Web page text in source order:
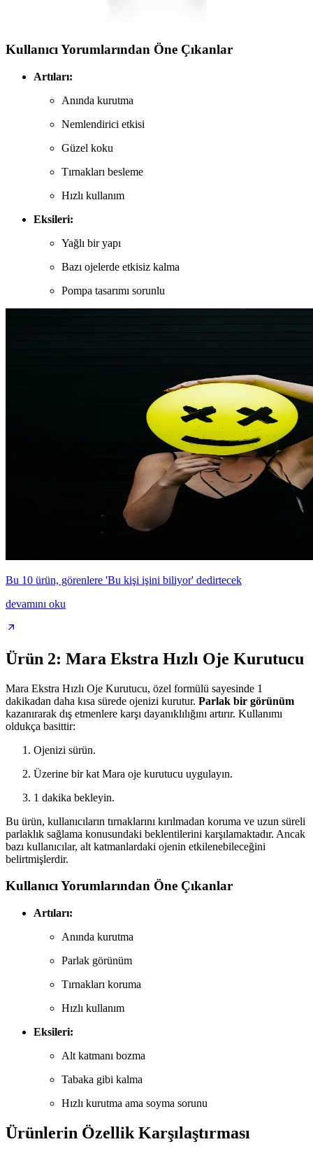
Kullanıcı Yorumlarından Öne Çıkanlar
Artıları:
Anında kurutma
Nemlendirici etkisi
Güzel koku
Tırnakları besleme
Hızlı kullanım
Eksileri:
Yağlı bir yapı
Bazı ojelerde etkisiz kalma
Pompa tasarımı sorunlu
Bu 10 ürün, görenlere 'Bu kişi işini biliyor' dedirtecek
devamını oku
Ürün 2: Mara Ekstra Hızlı Oje Kurutucu
Mara Ekstra Hızlı Oje Kurutucu, özel formülü sayesinde 1
dakikadan daha kısa sürede ojenizi kurutur. Parlak bir görünüm
kazanırarak dış etmenlere karşı dayanıklılığını artırır. Kullanımı
oldukça basittir:
Ojenizi sürün.
Üzerine bir kat Mara oje kurutucu uygulayın.
1 dakika bekleyin.
Bu ürün, kullanıcıların tırnaklarını kırılmadan koruma ve uzun süreli
parlaklık sağlama konusundaki beklentilerini karşılamaktadır. Ancak
bazı kullanıcılar, alt katmanlardaki ojenin etkilenebileceğini
belirtmişlerdir.
Kullanıcı Yorumlarından Öne Çıkanlar
Artıları:
Anında kurutma
Parlak görünüm
Tırnakları koruma
Hızlı kullanım
Eksileri:
Alt katmanı bozma
Tabaka gibi kalma
Hızlı kurutma ama soyma sorunu
Ürünlerin Özellik Karşılaştırması